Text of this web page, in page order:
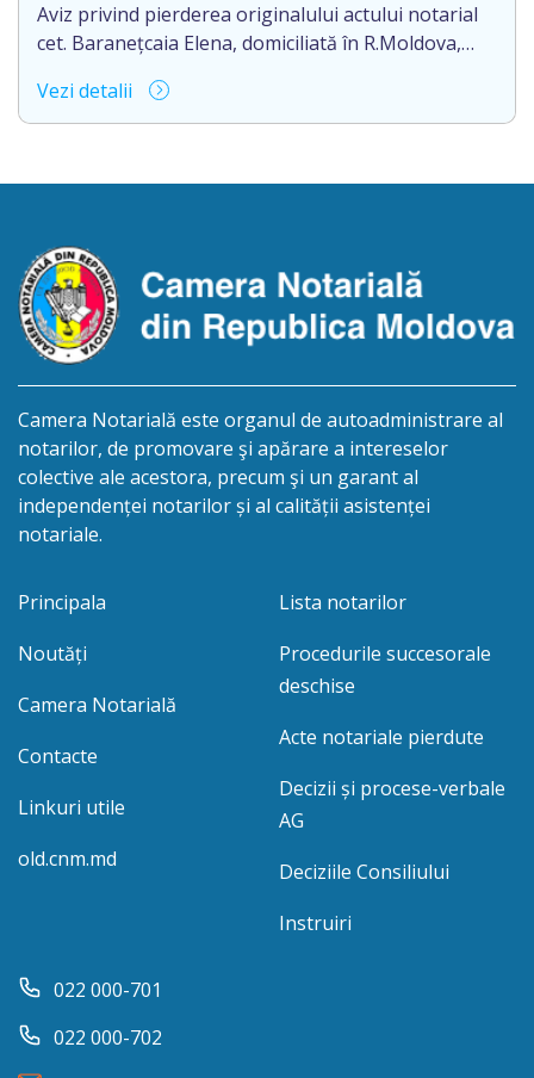
Aviz privind pierderea originalului actului notarial
cet. Baranețcaia Elena, domiciliată în R.Moldova,
pierderea originalului actului notarial: contract de
vînzare-cumpărare nr.9324 din 11.08.2017
Vezi detalii
Camera Notarială este organul de autoadministrare al
notarilor, de promovare şi apărare a intereselor
colective ale acestora, precum şi un garant al
independenței notarilor și al calității asistenței
notariale.
Principala
Noutăți
Camera Notarială
Contacte
Linkuri utile
old.cnm.md
Lista notarilor
Procedurile succesorale
deschise
Acte notariale pierdute
Decizii și procese-verbale
AG
Deciziile Consiliului
Instruiri
022 000-701
022 000-702